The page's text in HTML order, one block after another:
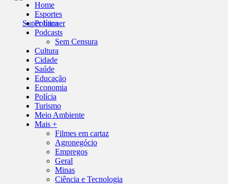
Home
Esportes
Política
Podcasts
Sem Censura
Cultura
Cidade
Saúde
Educação
Economia
Polícia
Turismo
Meio Ambiente
Mais +
Filmes em cartaz
Agronegócio
Empregos
Geral
Minas
Ciência e Tecnologia